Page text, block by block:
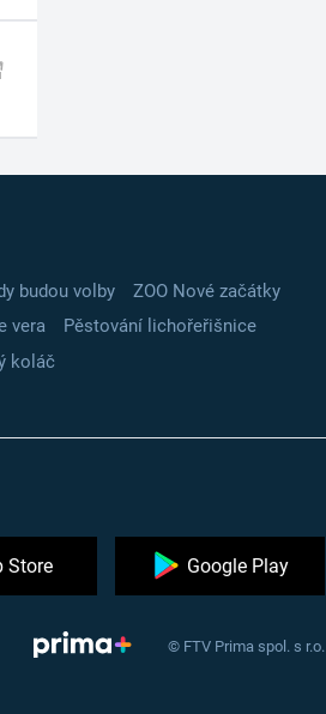
budou volby
ZOO Nové začátky
vera
Pěstování lichořeřišnice
koláč
Store Google Play
© FTV Prima spol. s r.o.